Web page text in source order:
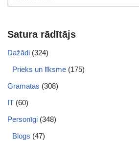
Satura rādītājs
Dažādi (324)
Prieks un līksme (175)
Grāmatas (308)
IT (60)
Personīgi (348)
Blogs (47)